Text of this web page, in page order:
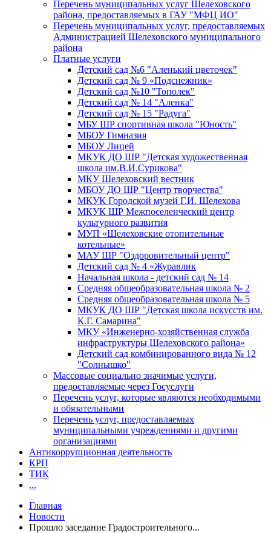
Перечень муниципальных услуг Шелеховского
района, предоставляемых в ГАУ "МФЦ ИО"
Перечень муниципальных услуг, предоставляемых
Администрацией Шелеховского муниципального
района
Платные услуги
Детский сад №6 "Аленький цветочек"
Детский сад № 9 «Подснежник»
Детский сад №10 "Тополек"
Детский сад № 14 "Аленка"
Детский сад № 15 "Радуга"
МБУ ШР спортивная школа "Юность"
МБОУ Гимназия
МБОУ Лицей
МКУК ДО ШР "Детская художественная
школа им.В.И.Сурикова"
МКУ Шелеховский вестник
МБОУ ДО ШР "Центр творчества"
МКУК Городской музей Г.И. Шелехова
МКУК ШР Межпоселенческий центр
культурного развития
МУП «Шелеховские отопительные
котельные»
МАУ ШР "Оздоровительный центр"
Детский сад № 4 «Журавлик
Начальная школа - детский сад № 14
Средняя общеобразовательная школа № 2
Средняя общеобразовательная школа № 5
МКУК ДО ШР "Детская школа искусств им.
К.Г. Самарина"
МКУ «Инженерно-хозяйственная служба
инфраструктуры Шелеховского района»
Детский сад комбинированного вида № 12
"Солнышко"
Массовые социально значимые услуги,
предоставляемые через Госуслуги
Перечень услуг, которые являются необходимыми
и обязательными
Перечень услуг, предоставляемых
муниципальными учреждениями и другими
организациями
Антикоррупционная деятельность
КРП
ТИК
...
Главная
Новости
Прошло заседание Градостроительного...